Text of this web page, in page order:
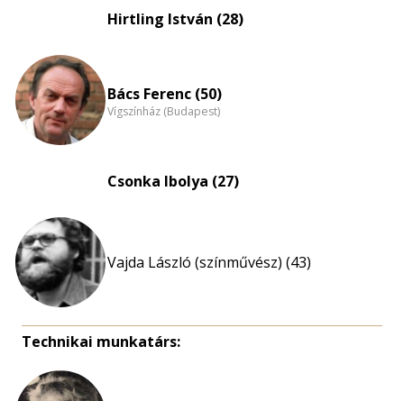
eloszlás
Hirtling István (28)
Bács Ferenc (50)
Vígszínház (Budapest)
Csonka Ibolya (27)
Vajda László (színművész) (43)
Technikai munkatárs: